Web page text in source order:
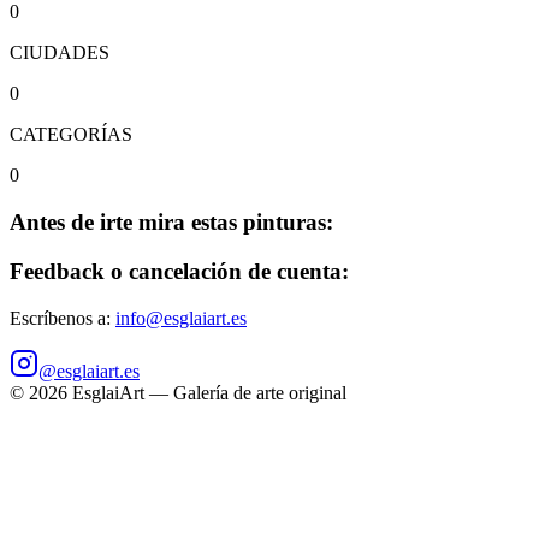
0
CIUDADES
0
CATEGORÍAS
0
Antes de irte mira estas pinturas:
Feedback o cancelación de cuenta:
Escríbenos a: info@esglaiart.es
@esglaiart.es
© 2026 EsglaiArt — Galería de arte original